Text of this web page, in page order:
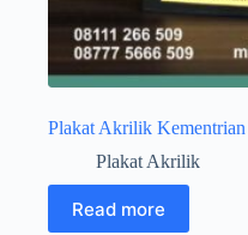
Plakat Akrilik
Plakat Akrilik
Read more